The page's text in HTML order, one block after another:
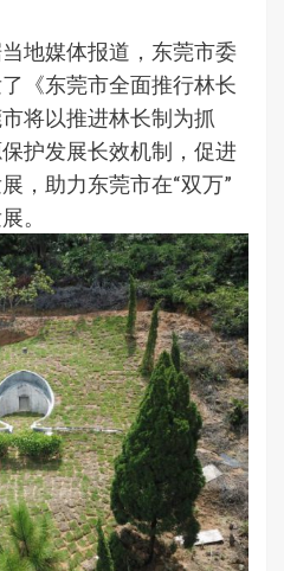
地媒体报道，东莞市委
《东莞市全面推行林长
将以推进林长制为抓
护发展长效机制，促进
，助力东莞市在“双万”
。